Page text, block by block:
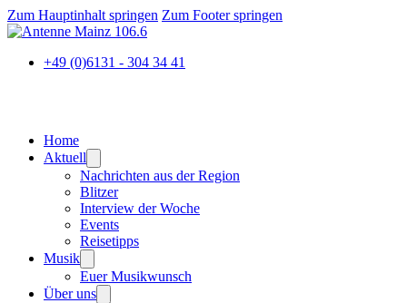
Zum Hauptinhalt springen Zum Footer springen
+49 (0)6131 - 304 34 41
Home
Aktuell
Nachrichten aus der Region
Blitzer
Interview der Woche
Events
Reisetipps
Musik
Euer Musikwunsch
Über uns